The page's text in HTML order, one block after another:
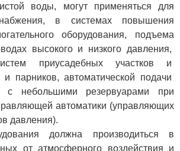
воды, могут применяться для
в системах повышения
оборудования, подъема
высокого и низкого давления,
приусадебных участков и
и парников, автоматической подачи
с небольшими резервуарами при
автоматики (управляющих
давления).
должна производиться в
от атмосферного воздействия и